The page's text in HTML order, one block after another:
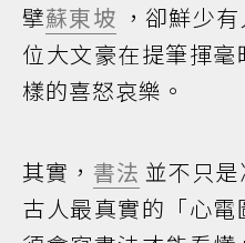
擘蘇東坡 ，卻鮮少
位大文豪在提筆揮
樣的喜怒哀樂。
其實， 書法 並不只
古人最真實的「心